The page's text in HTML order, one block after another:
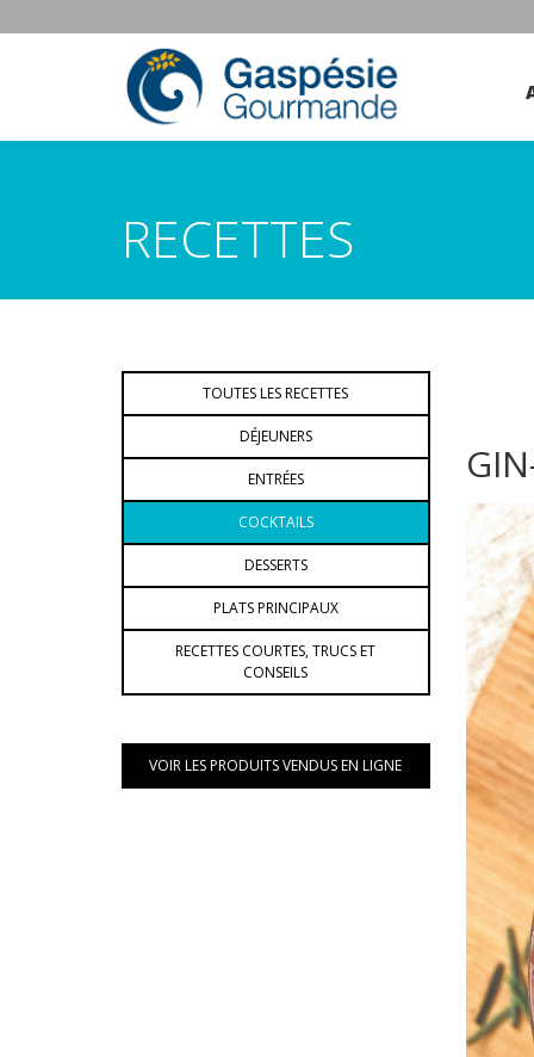
RECETTES
TOUTES LES RECETTES
DÉJEUNERS
ENTRÉES
COCKTAILS
DESSERTS
PLATS PRINCIPAUX
RECETTES COURTES, TRUCS ET
CONSEILS
VOIR LES PRODUITS VENDUS EN LIGNE